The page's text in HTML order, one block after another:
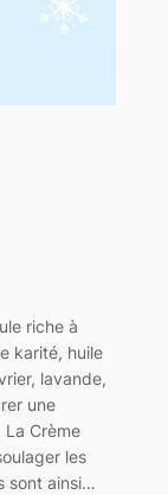
riche à
karité, huile
lavande,
une
Crème
les
sont ainsi…